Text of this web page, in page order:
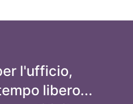
l'ufficio,
libero...